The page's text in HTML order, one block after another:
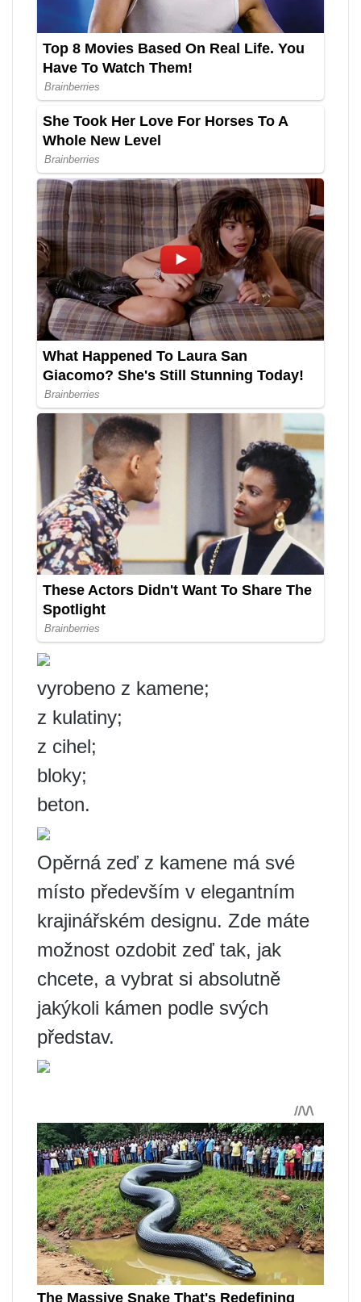
vyrobeno z kamene;
z kulatiny;
z cihel;
bloky;
beton.
Opěrná zeď z kamene má své
místo především v elegantním
krajinářském designu. Zde máte
možnost ozdobit zeď tak, jak
chcete, a vybrat si absolutně
jakýkoli kámen podle svých
představ.